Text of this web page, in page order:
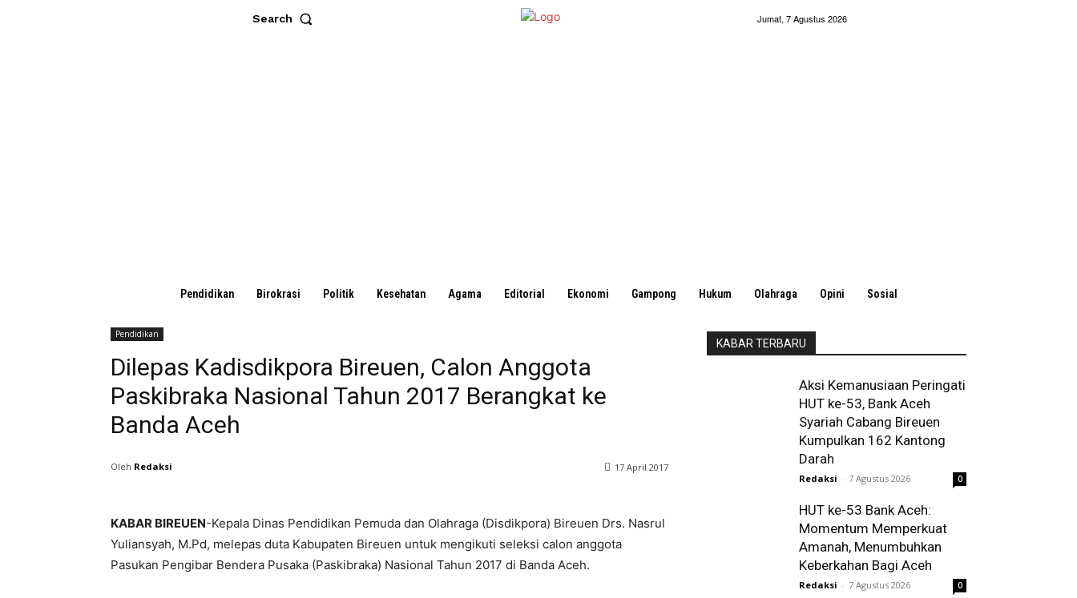
Search Jumat, 7 Agustus 2026
Pendidikan Birokrasi Politik Kesehatan Agama Editorial Ekonomi Gampong Hukum Olahraga Opini Sosial
Pendidikan
Dilepas Kadisdikpora Bireuen, Calon Anggota
Paskibraka Nasional Tahun 2017 Berangkat ke
Banda Aceh
Oleh Redaksi 17 April 2017
KABAR BIREUEN-Kepala Dinas Pendidikan Pemuda dan Olahraga (Disdikpora) Bireuen Drs. Nasrul
Yuliansyah, M.Pd, melepas duta Kabupaten Bireuen untuk mengikuti seleksi calon anggota
Pasukan Pengibar Bendera Pusaka (Paskibraka) Nasional Tahun 2017 di Banda Aceh.
KABAR TERBARU
Aksi Kemanusiaan Peringati
HUT ke-53, Bank Aceh
Syariah Cabang Bireuen
Kumpulkan 162 Kantong
Darah
Redaksi - 7 Agustus 2026 0
HUT ke-53 Bank Aceh:
Momentum Memperkuat
Amanah, Menumbuhkan
Keberkahan Bagi Aceh
Redaksi - 7 Agustus 2026 0